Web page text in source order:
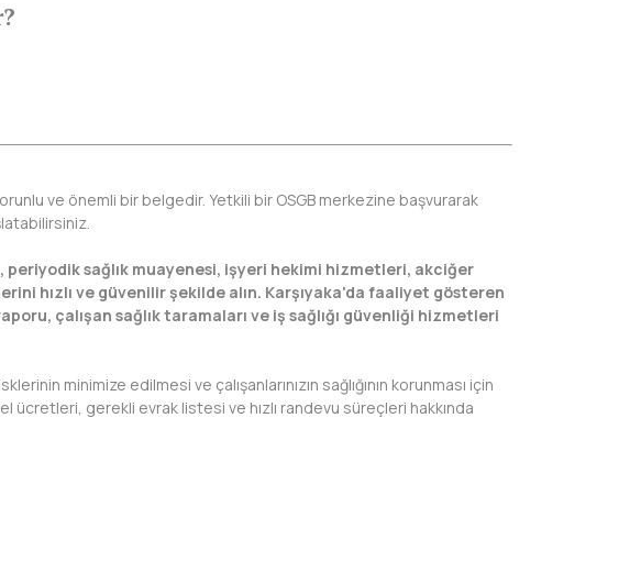
ve önemli bir belgedir. Yetkili bir OSGB merkezine başvurarak
periyodik sağlık muayenesi, işyeri hekimi hizmetleri, akciğer
hızlı ve güvenilir şekilde alın. Karşıyaka'da faaliyet gösteren
çalışan sağlık taramaları ve iş sağlığı güvenliği hizmetleri
minimize edilmesi ve çalışanlarınızın sağlığının korunması için
gerekli evrak listesi ve hızlı randevu süreçleri hakkında